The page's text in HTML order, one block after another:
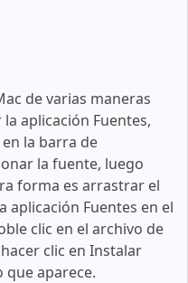
de varias maneras
aplicación Fuentes,
la barra de
la fuente, luego
forma es arrastrar el
aplicación Fuentes en el
clic en el archivo de
clic en Instalar
aparece.